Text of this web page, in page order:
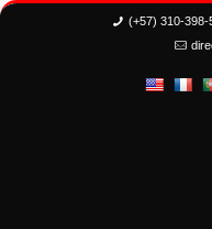
(+57) 310-398-